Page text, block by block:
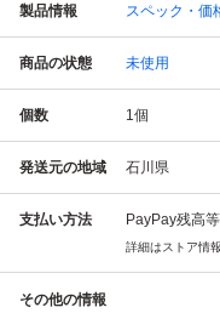
製品情報 スペック・価
商品の状態 未使用
個数 1個
発送元の地域 石川県
支払い方法 PayPay残高
詳細はストア情
その他の情報